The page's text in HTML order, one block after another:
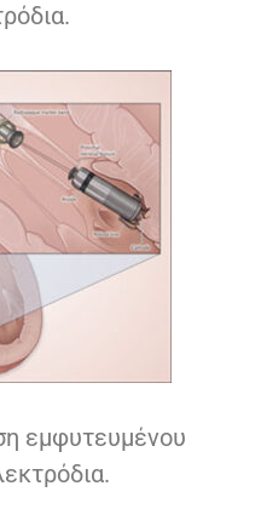
εμφυτευμένου